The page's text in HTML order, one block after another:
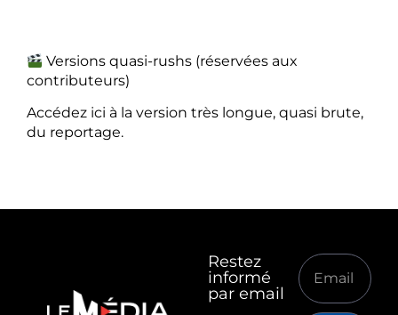
Versions quasi-rushs (réservées aux
contributeurs)
Accédez ici à la version très longue, quasi brute,
du reportage.
Restez
informé
par email